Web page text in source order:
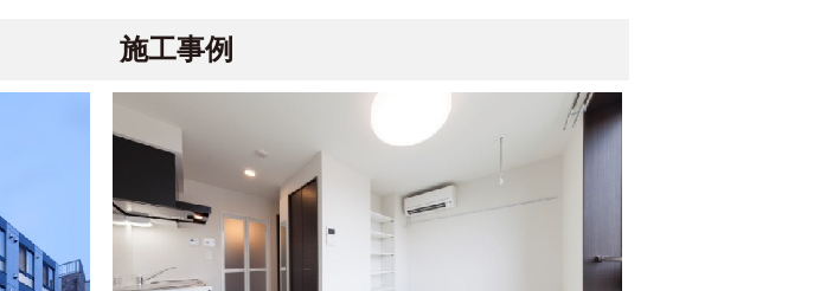
施工事例